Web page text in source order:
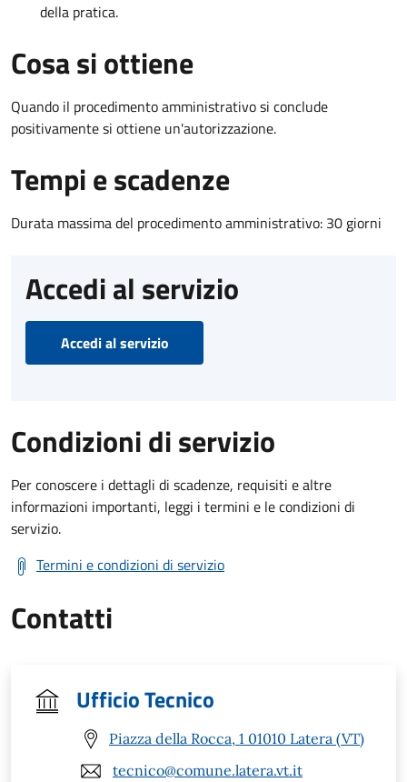
della pratica.
Cosa si ottiene
Quando il procedimento amministrativo si conclude
positivamente si ottiene un'autorizzazione.
Tempi e scadenze
Durata massima del procedimento amministrativo: 30 giorni
Accedi al servizio
Accedi al servizio
Condizioni di servizio
Per conoscere i dettagli di scadenze, requisiti e altre
informazioni importanti, leggi i termini e le condizioni di
servizio.
Termini e condizioni di servizio
Contatti
Ufficio Tecnico
Piazza della Rocca, 1 01010 Latera (VT)
tecnico@comune.latera.vt.it